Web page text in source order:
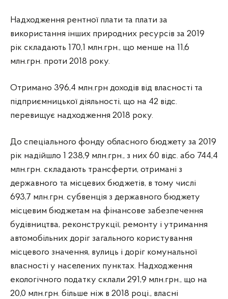
Надходження рентної плати та плати за
використання інших природних ресурсів за 2019
рік складають 170,1 млн.грн., що менше на 11,6
млн.грн. проти 2018 року.
Отримано 396,4 млн.грн доходів від власності та
підприємницької діяльності, що на 42 відс.
перевищує надходження 2018 року.
До спеціального фонду обласного бюджету за 2019
рік надійшло 1 238,9 млн.грн., з них 60 відс. або 744,4
млн.грн. складають трансферти, отримані з
державного та місцевих бюджетів, в тому числі
693,7 млн.грн. субвенція з державного бюджету
місцевим бюджетам на фінансове забезпечення
будівництва, реконструкції, ремонту і утримання
автомобільних доріг загального користування
місцевого значення, вулиць і доріг комунальної
власності у населених пунктах. Надходження
екологічного податку склали 291,9 млн.грн., що на
20,0 млн.грн. більше ніж в 2018 році., власні